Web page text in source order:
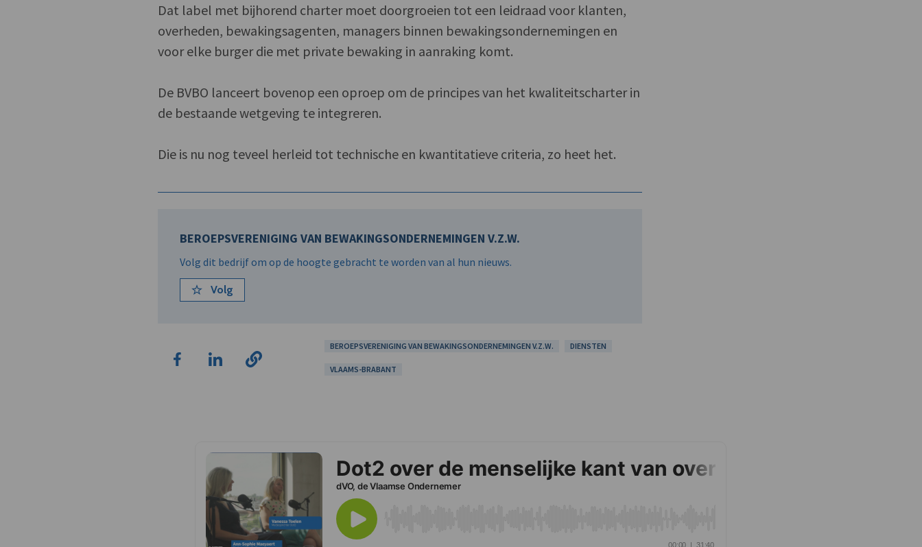
Dat label met bijhorend charter moet doorgroeien tot een leidraad voor klanten,
overheden, bewakingsagenten, managers binnen bewakingsondernemingen en
voor elke burger die met private bewaking in aanraking komt.
De BVBO lanceert bovenop een oproep om de principes van het kwaliteitscharter in
de bestaande wetgeving te integreren.
Die is nu nog teveel herleid tot technische en kwantitatieve criteria, zo heet het.
BEROEPSVERENIGING VAN BEWAKINGSONDERNEMINGEN V.Z.W.
Volg dit bedrijf om op de hoogte gebracht te worden van al hun nieuws.
Volg
BEROEPSVERENIGING VAN BEWAKINGSONDERNEMINGEN V.Z.W. DIENSTEN
VLAAMS-BRABANT